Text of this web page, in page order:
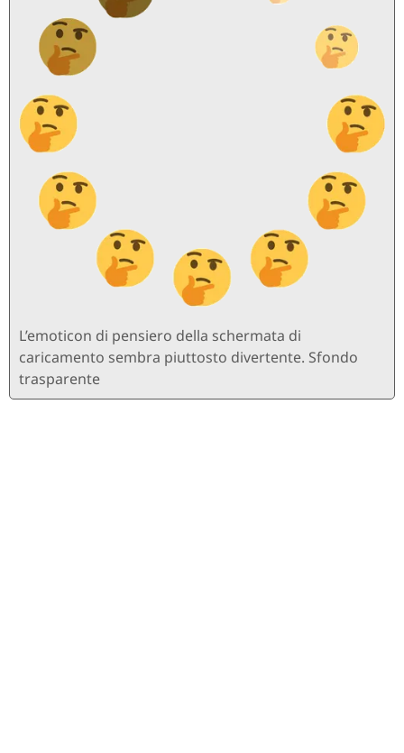
L’emoticon di pensiero della schermata di
caricamento sembra piuttosto divertente. Sfondo
trasparente